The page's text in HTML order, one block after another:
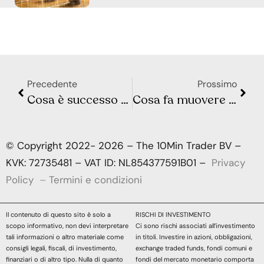
Precedente
Cosa è successo nel Repo Market a Settembre del 2019
Prossimo
Cosa fa muovere i mercati? Sintesi Macro – Settimana 39
© Copyright 2022- 2026 – The 10Min Trader BV –
KVK: 72735481 – VAT ID: NL854377591B01 – Privacy
Policy – Termini e condizioni
Il contenuto di questo sito è solo a
scopo informativo, non devi interpretare
tali informazioni o altro materiale come
consigli legali, fiscali, di investimento,
finanziari o di altro tipo. Nulla di quanto
RISCHI DI INVESTIMENTO
Ci sono rischi associati all’investimento
in titoli. Investire in azioni, obbligazioni,
exchange traded funds, fondi comuni e
fondi del mercato monetario comporta